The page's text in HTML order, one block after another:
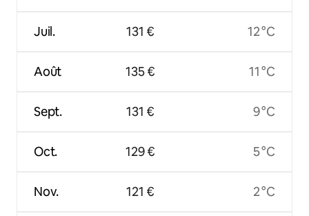
Juil.
Août
Sept.
Oct.
Nov.
131 €
135 €
131 €
129 €
121 €
12 °C
11 °C
9 °C
5 °C
2 °C